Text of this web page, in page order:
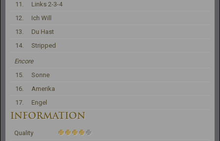
11.
Links 2-3-4
12.
Ich Will
13.
Du Hast
14.
Stripped
Encore
15.
Sonne
16.
Amerika
17.
Engel
INFORMATION
Quality